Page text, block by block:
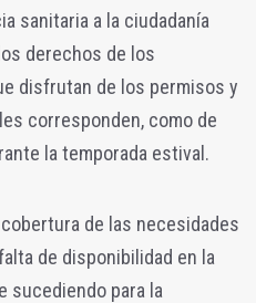
sanitaria a la ciudadanía
derechos de los
disfrutan de los permisos y
corresponden, como de
la temporada estival.
de las necesidades
de disponibilidad en la
sucediendo para la